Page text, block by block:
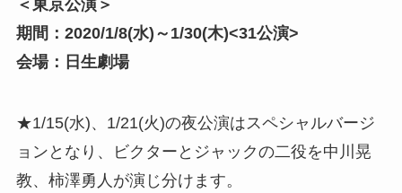
＜東京公演＞
期間：2020/1/8(水)～1/30(木)<31公演>
会場：日生劇場
★1/15(水)、1/21(火)の夜公演はスペシャルバージ
ョンとなり、ビクターとジャックの二役を中川晃
教、柿澤勇人が演じ分けます。